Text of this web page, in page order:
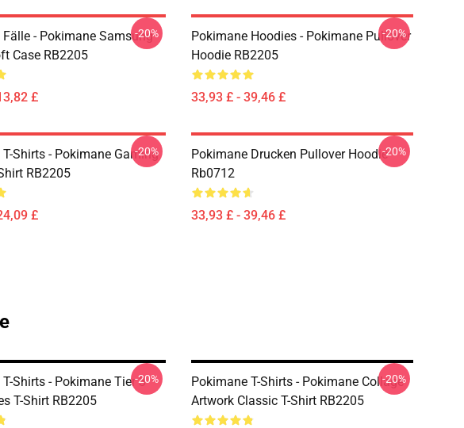
- Pokimane Samsung
Case RB2205
£
-20%
Pokimane Hoodies - Pokimane Pullover
Hoodie RB2205
33,93 £ - 39,46 £
-20%
Shirts - Pokimane Gaming
RB2205
£
-20%
Pokimane Drucken Pullover Hoodie
Rb0712
33,93 £ - 39,46 £
-20%
Shirts - Pokimane Tier 3
T-Shirt RB2205
-20%
Pokimane T-Shirts - Pokimane Collage
Artwork Classic T-Shirt RB2205
-20%